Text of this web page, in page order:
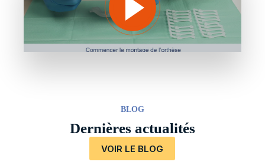
BLOG
Dernières actualités
VOIR LE BLOG